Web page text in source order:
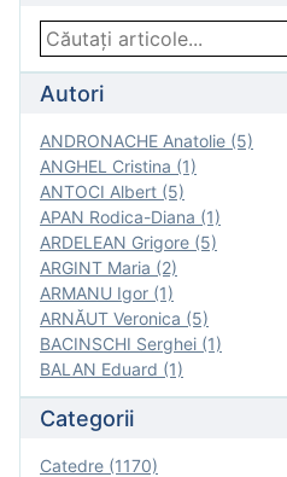
Autori
ANDRONACHE Anatolie (5)
ANGHEL Cristina (1)
ANTOCI Albert (5)
APAN Rodica-Diana (1)
ARDELEAN Grigore (5)
ARGINT Maria (2)
ARMANU Igor (1)
ARNĂUT Veronica (5)
BACINSCHI Serghei (1)
BALAN Eduard (1)
Categorii
Catedre (1170)